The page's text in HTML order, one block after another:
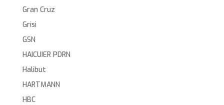
Gran Cruz
Grisi
GSN
HAICUIER PDRN
Halibut
HARTMANN
HBC